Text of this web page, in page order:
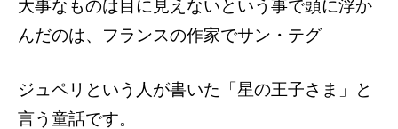
大事なものは目に見えないという事で頭に浮か
んだのは、フランスの作家でサン・テグ
ジュペリという人が書いた「星の王子さま」
と
言う童話です。